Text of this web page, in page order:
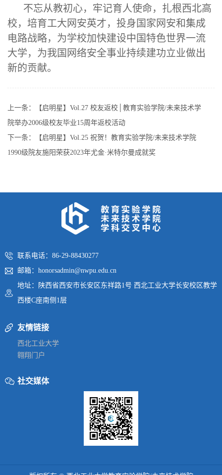
不忘从教初心，牢记育人使命， 扎根西北高
校，培育工大网安英才，投身国家网安和集成
电路战略， 为学校加快建设中国特色世界一流
大学，为我国 网络安全事业持续建功立业做出
新的贡献。
上一条：
【启明星】Vol.27 校友返校│教育实验学院/未来技术学
院举办2006级校友毕业15周年返校活动
下一条：
【启明星】Vol.25 祝贺！教育实验学院/未来技术学院
1990级院友施阳荣获2023年尤金·米特尔曼成就奖
联系电话：86-29-88430277
邮箱：honorsadmin@nwpu.edu.cn
地址：陕西省西安市长安区东祥路1号 西北工业大学长安校区教学
西楼C座南侧1层
友情链接
西北工业大学
翱翔门户
社交媒体